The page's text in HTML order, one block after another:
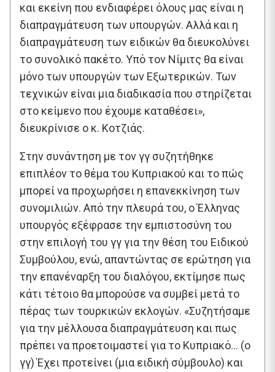
και εκείνη που ενδιαφέρει όλους μας είναι η
διαπραγμάτευση των υπουργών. Αλλά και η
διαπραγμάτευση των ειδικών θα διευκολύνει
το συνολικό πακέτο. Υπό τον Νίμιτς θα είναι
μόνο των υπουργών των Εξωτερικών. Των
τεχνικών είναι μια διαδικασία που στηρίζεται
στο κείμενο που έχουμε καταθέσει»,
διευκρίνισε ο κ. Κοτζιάς.
Στην συνάντηση με τον γγ συζητήθηκε
επιπλέον το θέμα του Κυπριακού και το πώς
μπορεί να προχωρήσει η επανεκκίνηση των
συνομιλιών. Από την πλευρά του, ο Έλληνας
υπουργός εξέφρασε την εμπιστοσύνη του
στην επιλογή του γγ για την θέση του Ειδικού
Συμβούλου, ενώ, απαντώντας σε ερώτηση για
την επανέναρξη του διαλόγου, εκτίμησε πως
κάτι τέτοιο θα μπορούσε να συμβεί μετά το
πέρας των τουρκικών εκλογών. «Συζητήσαμε
για την μέλλουσα διαπραγμάτευση και πως
πρέπει να προετοιμαστεί για το Κυπριακό… (ο
γγ) Έχει προτείνει (μια ειδική σύμβουλο) και